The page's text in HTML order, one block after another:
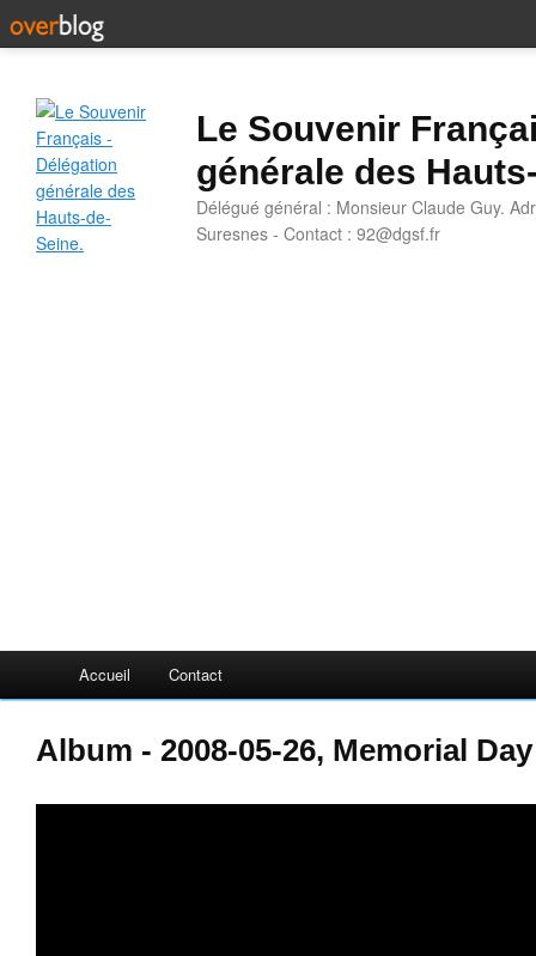
Le Souvenir
générale des
Délégué général : Monsieur Claude Guy.
Suresnes - Contact : 92@dgsf.fr
Accueil Contact
Album - 2008-05-26, Memorial Day